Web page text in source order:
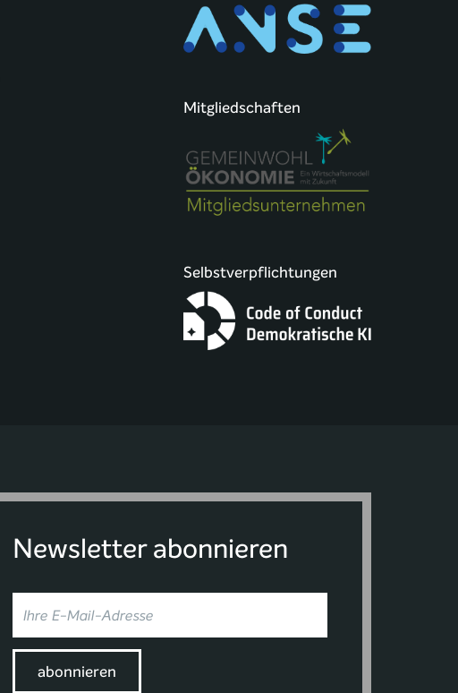
Mitgliedschaften
Selbstverpflichtungen
Newsletter abonnieren